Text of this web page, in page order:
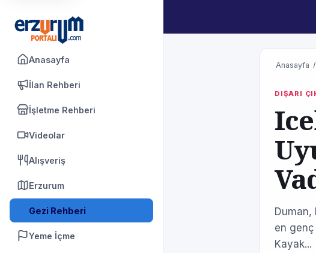
Anasayfa
İlan Rehberi
İşletme Rehberi
Videolar
Alışveriş
Erzurum
Gezi Rehberi
Yeme İçme
Anasayfa /
DIŞARI
Duman,
en genç
Kayak...